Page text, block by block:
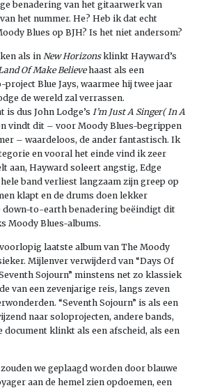
benadering van het gitaarwerk van
het nummer. He? Heb ik dat echt
Blues op BJH? Is het niet andersom?
als in New Horizonsklinkt Hayward’s
Of Make Believehaast als een
Blue Jays, waarmee hij twee jaar
de wereld zal verrassen.
is dus John Lodge’s I’m Just A Singer( In A
vindt dit – voor Moody Blues-begrippen
– waardeloos, de ander fantastisch. Ik
en vooral het einde vind ik zeer
aan, Hayward soleert angstig, Edge
band verliest langzaam zijn greep op
klapt en de drums doen lekker
down-to-earth benadering beëindigt dit
Moody Blues-albums.
laatste album van The Moody
Mijlenver verwijderd van “Days Of
Sojourn” minstens net zo klassiek
van een zevenjarige reis, langs zeven
“Seventh Sojourn” is als een
naar soloprojecten, andere bands,
document klinkt als een afscheid, als een
we geplaagd worden door blauwe
aan de hemel zien opdoemen, een